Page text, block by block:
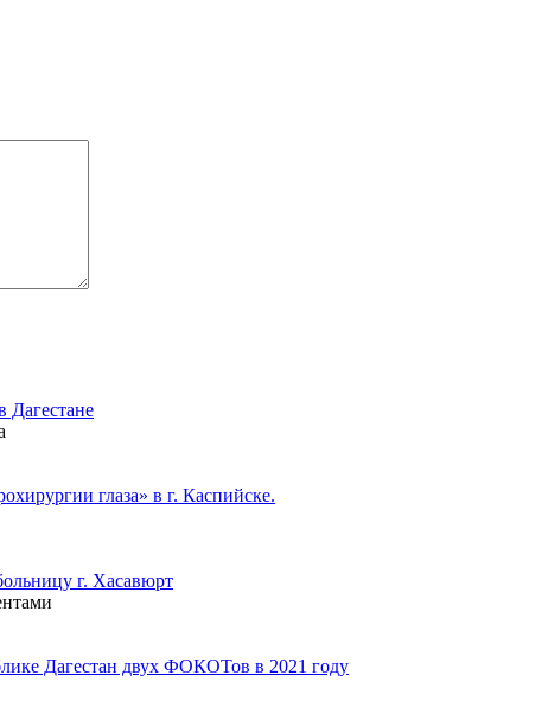
Дагестане
глаза» в г. Каспийске.
г. Хасавюрт
Дагестан двух ФОКОТов в 2021 году